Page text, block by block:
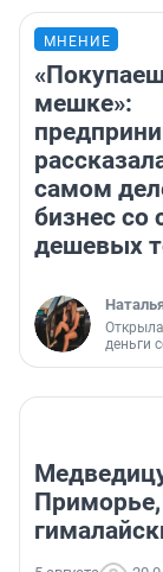
МНЕНИЕ
мешке»:
самом
бизнес со
дешевых
деньги